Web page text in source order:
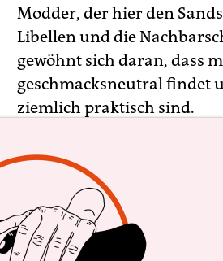
Modder, der hier den
Libellen und die
gewöhnt sich daran, dass
geschmacksneutral findet
ziemlich praktisch sind.